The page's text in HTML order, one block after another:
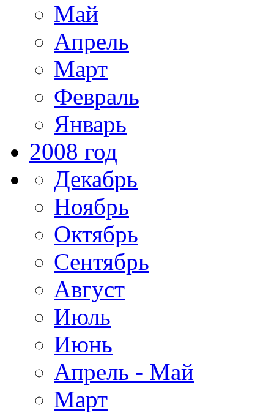
Май
Апрель
Март
Февраль
Январь
2008 год
Декабрь
Ноябрь
Октябрь
Сентябрь
Август
Июль
Июнь
Апрель - Май
Март